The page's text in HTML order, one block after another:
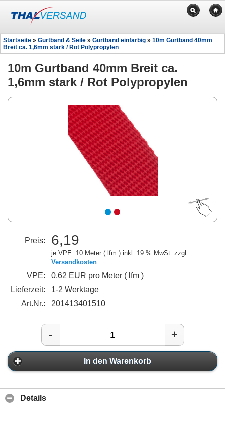
Startseite » Gurtband & Seile » Gurtband einfarbig » 10m Gurtband 40mm
Breit ca. 1,6mm stark / Rot Polypropylen
10m Gurtband 40mm Breit ca.
1,6mm stark / Rot Polypropylen
Preis: 6,19
je VPE: 10 Meter ( lfm ) inkl. 19 % MwSt. zzgl.
Versandkosten
VPE:
0,62 EUR pro Meter ( lfm )
Lieferzeit:
1-2 Werktage
Art.Nr.:
201413401510
- +
In den Warenkorb
Details